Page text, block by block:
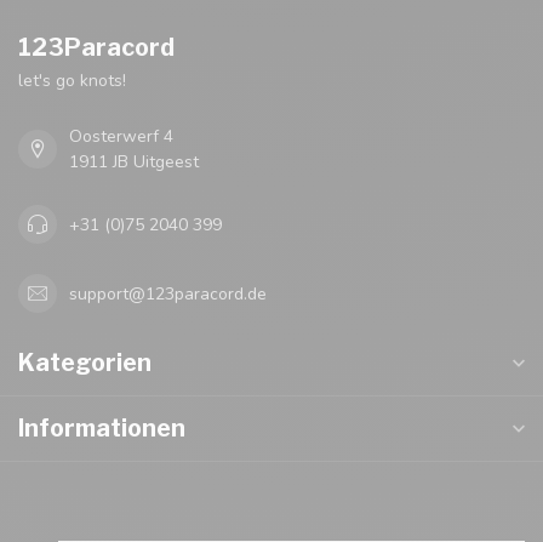
123Paracord
let's go knots!
Oosterwerf 4
1911 JB Uitgeest
+31 (0)75 2040 399
support@123paracord.de
Kategorien
Informationen